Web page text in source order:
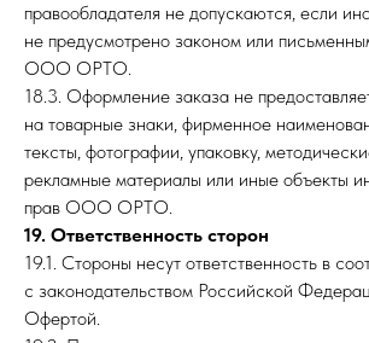
правообладателя не допускаются, если
не предусмотрено законом или
ООО ОРТО.
18.3. Оформление заказа не
на товарные знаки, фирменное
тексты, фотографии, упаковку,
рекламные материалы или иные объекты
прав ООО ОРТО.
19. Ответственность сторон
19.1. Стороны несут ответственность в
с законодательством Российской
Офертой.